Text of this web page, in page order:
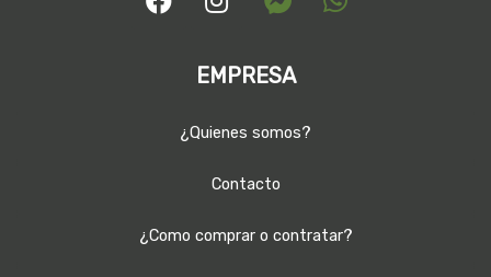
EMPRESA
¿Quienes somos?
Contacto
¿Como comprar o contratar?